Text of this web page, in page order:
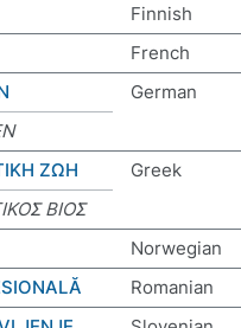
Finnish
French
German
ΖΩΗ
Greek
ΒΙΟΣ
Norwegian
Romanian